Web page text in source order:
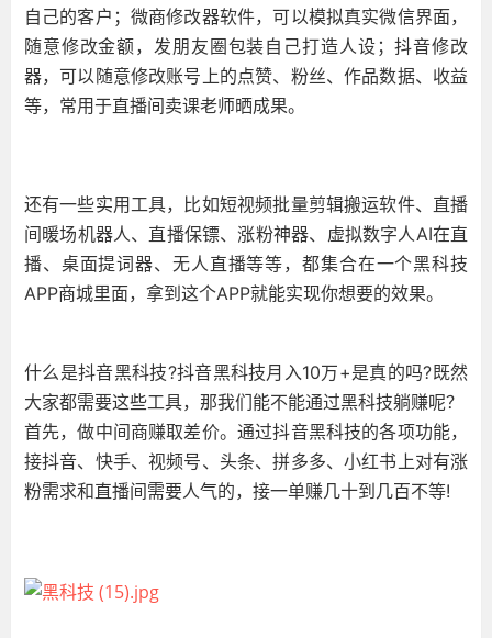
自己的客户；微商修改器软件，可以模拟真实微信界面，
随意修改金额，发朋友圈包装自己打造人设；抖音修改
器，可以随意修改账号上的点赞、粉丝、作品数据、收益
等，常用于直播间卖课老师晒成果。
还有一些实用工具，比如短视频批量剪辑搬运软件、直播
间暖场机器人、直播保镖、涨粉神器、虚拟数字人AI在直
播、桌面提词器、无人直播等等，都集合在一个黑科技
APP商城里面，拿到这个APP就能实现你想要的效果。
什么是抖音黑科技?抖音黑科技月入10万+是真的吗?既然
大家都需要这些工具，那我们能不能通过黑科技躺赚呢？
首先，做中间商赚取差价。通过抖音黑科技的各项功能，
接抖音、快手、视频号、头条、拼多多、小红书上对有涨
粉需求和直播间需要人气的，接一单赚几十到几百不等!